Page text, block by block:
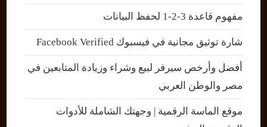
مفهوم قاعدة 3-2-1 لحفظ البيانات
شارة توثيق مجانية في فيسبوك Facebook Verified
أفضل وأرخص سيرفر لبيع وشراء وزيادة المتابعين في
مصر والوطن العربي
موقع الماسة الرقمية | وجهتك الشاملة للأدوات